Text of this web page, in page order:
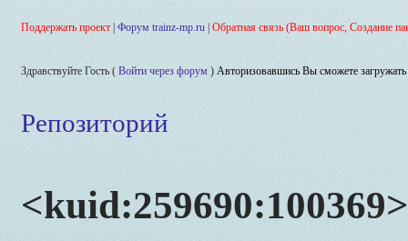
Поддержать проект Форум trainz-mp.ru Обратная связь (Ваш вопрос, Создание
Здравствуйте Гость ( Войти через форум ) Авторизовавшись Вы сможете
Репозиторий